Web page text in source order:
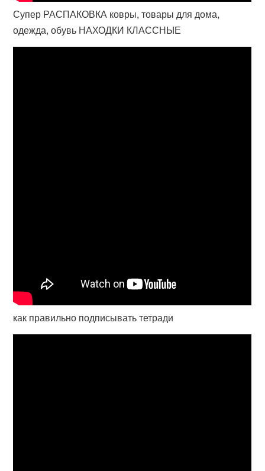
Супер РАСПАКОВКА ковры, товары для дома,
одежда, обувь НАХОДКИ КЛАССНЫЕ
как правильно подписывать тетради